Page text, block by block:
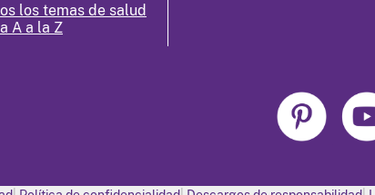
los temas de salud
A a la Z